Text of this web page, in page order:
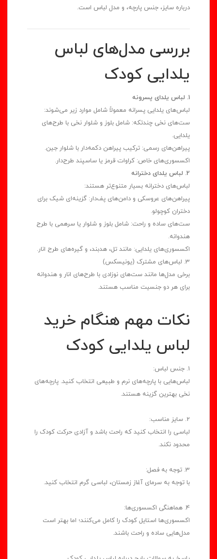
درباره سایز، جنس پارچه، و مدل لباس است.
بررسی مدل‌های لباس
یلدایی کودک
1. لباس یلدای پسرونه
لباس‌های یلدایی پسرانه معمولاً شامل موارد زیر می‌شوند:
ست‌های نخی چندتکه: شامل بلوز و شلوار نخی با طرح‌های
یلدایی.
پیراهن‌های رسمی: ترکیب پیراهن دکمه‌دار با شلوار جین.
اکسسوری‌های خاص: کراوات قرمز یا ساسپند طرح‌دار.
2. لباس یلدای دخترانه
لباس‌های دخترانه بسیار متنوع‌تر هستند:
پیراهن‌های عروسکی و دامن‌های پف‌دار: گزینه‌ای شیک برای
دختران کوچولو.
ست‌های ساده و راحت: شامل بلوز و شلوار یا سرهمی با طرح
هندوانه.
اکسسوری‌های یلدایی: مانند تل، هدبند، و گیره‌های طرح انار.
3. لباس‌های مشترک (یونیسکس)
برخی مدل‌ها مانند ست‌های نوزادی با طرح‌های انار و هندوانه
برای هر دو جنسیت مناسب هستند.
نکات مهم هنگام خرید
لباس یلدایی کودک
1. جنس لباس:
لباس‌هایی با پارچه‌های نرم و طبیعی انتخاب کنید. پارچه‌های
نخی بهترین گزینه هستند.
2. سایز مناسب:
لباسی را انتخاب کنید که راحت باشد و آزادی حرکت کودک را
محدود نکند.
3. توجه به فصل:
با توجه به سرمای آغاز زمستان، لباسی گرم انتخاب کنید.
4. هماهنگی اکسسوری‌ها:
اکسسوری‌ها استایل کودک را کامل می‌کنند؛ اما بهتر است
مدل‌هایی ساده و راحت باشند.